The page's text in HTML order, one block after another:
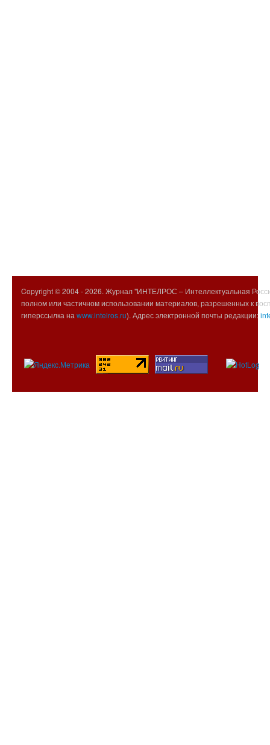
Copyright © 2004 -2026. Журнал "ИНТЕЛРОС – Интеллектуальная
полном или частичном использовании материалов, разрешенных к
гиперссылка на www.intelros.ru). Адрес электронной почты редакции: